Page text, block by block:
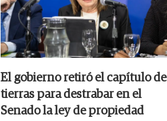
El gobierno retiró el capítulo de
tierras para destrabar en el
Senado la ley de propiedad